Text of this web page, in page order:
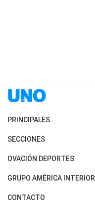
PRINCIPALES
Últimas Noticias
Política
SECCIONES
Horóscopo
Motores
OVACIÓN DEPORTES
Fútbol
Mundial
GRUPO AMÉRICA INTERIOR
Canal 7 en Vivo
CONTACTO